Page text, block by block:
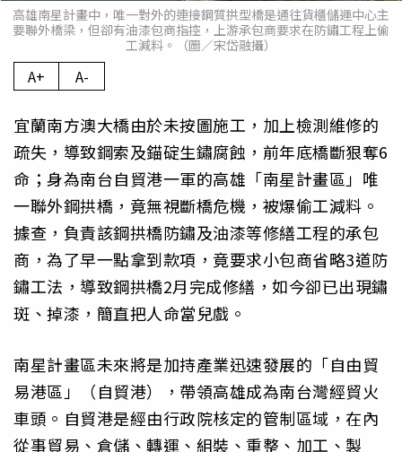
高雄南星計畫中，唯一對外的連接鋼質拱型橋是通往貨櫃儲運中心主
要聯外橋梁，但卻有油漆包商指控，上游承包商要求在防鏽工程上偷
工減料。（圖／宋岱融攝）
A+ A-
宜蘭南方澳大橋由於未按圖施工，加上檢測維修的
疏失，導致鋼索及錨碇生鏽腐蝕，前年底橋斷狠奪6
命；身為南台自貿港一軍的高雄「南星計畫區」唯
一聯外鋼拱橋，竟無視斷橋危機，被爆偷工減料。
據查，負責該鋼拱橋防鏽及油漆等修繕工程的承包
商，為了早一點拿到款項，竟要求小包商省略3道防
鏽工法，導致鋼拱橋2月完成修繕，如今卻已出現鏽
斑、掉漆，簡直把人命當兒戲。
南星計畫區未來將是加持產業迅速發展的「自由貿
易港區」（自貿港），帶領高雄成為南台灣經貿火
車頭。自貿港是經由行政院核定的管制區域，在內
從事貿易、倉儲、轉運、組裝、重整、加工、製